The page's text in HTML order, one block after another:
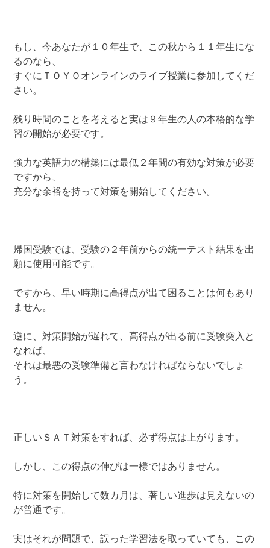
もし、今あなたが１０年生で、この秋から１１年生にな
るのなら、
すぐにＴＯＹＯオンラインのライブ授業に参加してくだ
さい。
残り時間のことを考えると実は９年生の人の本格的な学
習の開始が必要です。
強力な英語力の構築には最低２年間の有効な対策が必要
ですから、
充分な余裕を持って対策を開始してください。
帰国受験では、受験の２年前からの統一テスト結果を出
願に使用可能です。
ですから、早い時期に高得点が出て困ることは何もあり
ません。
逆に、対策開始が遅れて、高得点が出る前に受験突入と
なれば、
それは最悪の受験準備と言わなければならないでしょ
う。
正しいＳＡＴ対策をすれば、必ず得点は上がります。
しかし、この得点の伸びは一様ではありません。
特に対策を開始して数カ月は、著しい進歩は見えないの
が普通です。
実はそれが問題で、誤った学習法を取っていても、この